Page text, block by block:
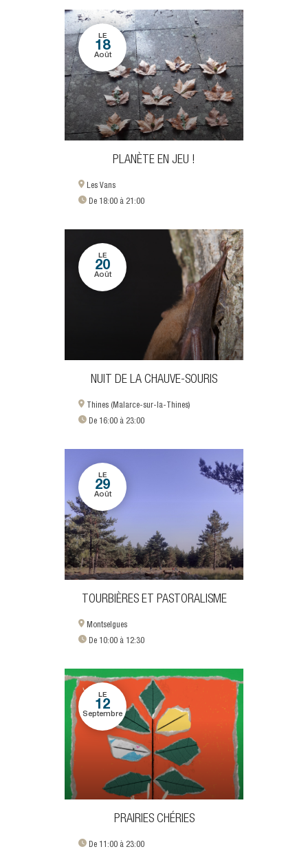
LE
18
Août
PLANÈTE EN JEU !
Les Vans
De 18:00 à 21:00
LE
20
Août
NUIT DE LA CHAUVE-SOURIS
Thines (Malarce-sur-la-Thines)
De 16:00 à 23:00
LE
29
Août
TOURBIÈRES ET PASTORALISME
Montselgues
De 10:00 à 12:30
LE
12
Septembre
PRAIRIES CHÉRIES
De 11:00 à 23:00